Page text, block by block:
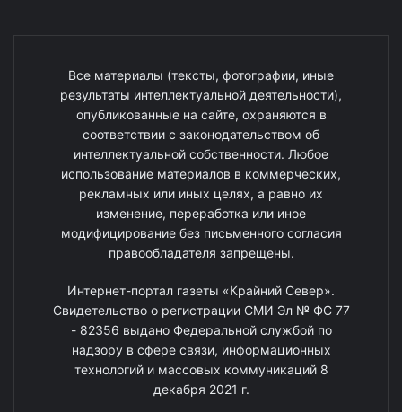
Все материалы (тексты, фотографии, иные
результаты интеллектуальной деятельности),
опубликованные на сайте, охраняются в
соответствии с законодательством об
интеллектуальной собственности. Любое
использование материалов в коммерческих,
рекламных или иных целях, а равно их
изменение, переработка или иное
модифицирование без письменного согласия
правообладателя запрещены.
Интернет-портал газеты «Крайний Север».
Свидетельство о регистрации СМИ Эл № ФС 77
- 82356 выдано Федеральной службой по
надзору в сфере связи, информационных
технологий и массовых коммуникаций 8
декабря 2021 г.